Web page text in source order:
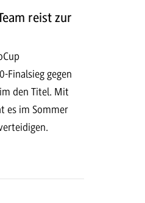
reist zur
Finalsieg gegen
den Titel. Mit
es im Sommer